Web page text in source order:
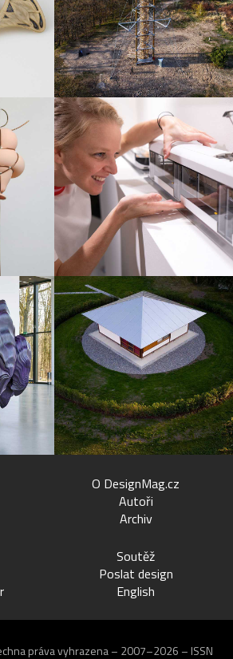
O DesignMag.cz
Autoři
Archiv
Soutěž
Poslat design
English
práva vyhrazena – 2007–2026 – ISSN